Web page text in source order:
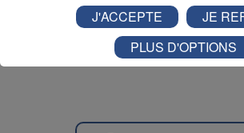
Technicien(ne)
mécanique travail métaux
J'ACCEPTE
JE
PLUS D'OPTIONS